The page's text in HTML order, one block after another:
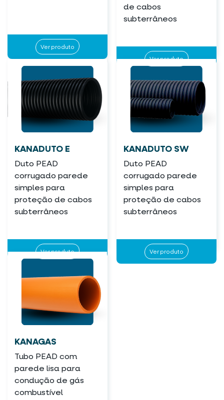
Ver produto
de cabos
subterrâneos
Ver produto
KANADUTO E
Duto PEAD
corrugado parede
simples para
proteção de cabos
subterrâneos
Ver produto
KANADUTO SW
Duto PEAD
corrugado parede
simples para
proteção de cabos
subterrâneos
Ver produto
KANAGAS
Tubo PEAD com
parede lisa para
condução de gás
combustível